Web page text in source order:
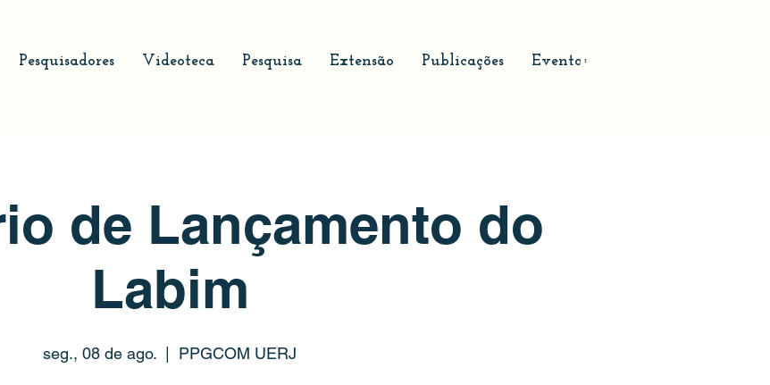
Pesquisadores Videoteca Pesquisa Extensão Publicações Eventos
de Lançamento do
Labim
seg., 08 de ago. PPGCOM UERJ